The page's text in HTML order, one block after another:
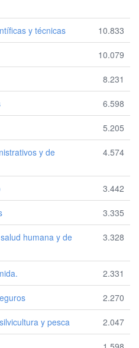
y técnicas 10.833
10.079
8.231
6.598
5.205
y de
4.574
3.442
3.335
humana y de
3.328
2.331
2.270
y pesca 2.047